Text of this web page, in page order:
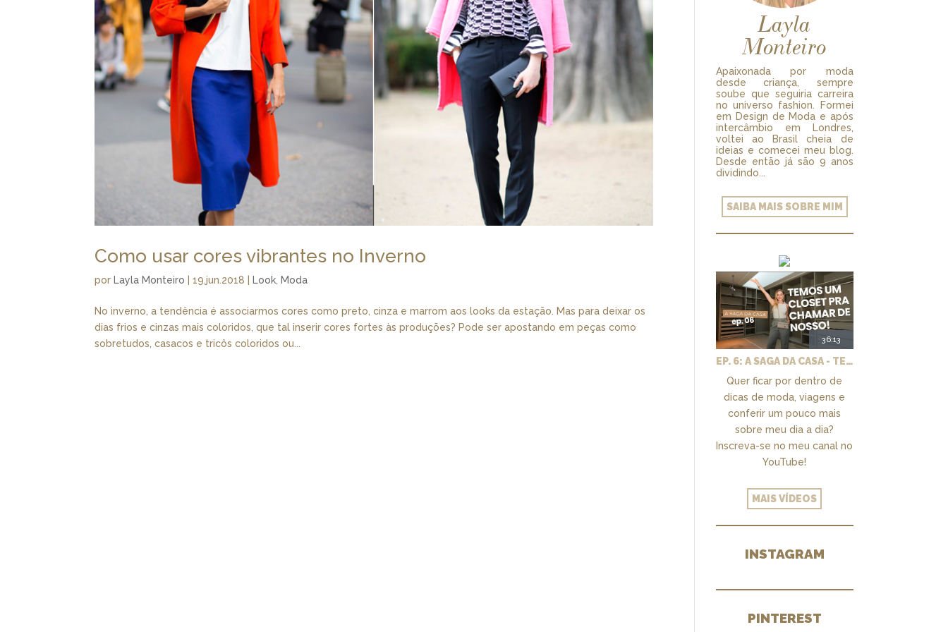
Como usar cores vibrantes no Inverno
porLayla Monteiro |19.jun.2018 |Look,Moda
No inverno, a tendência é associarmos cores como preto, cinza e marrom aos looks da estação. Mas para deixar os
dias frios e cinzas mais coloridos, que tal inserir cores fortes às produções? Pode ser apostando em peças como
sobretudos, casacos e tricôs coloridos ou...
Layla
Monteiro
Apaixonada por moda
desde criança, sempre
soube que seguiria carreira
no universo fashion. Formei
em Design de Moda e após
intercâmbio em Londres,
voltei ao Brasil cheia de
ideias e comecei meu blog.
Desde então já são 9 anos
dividindo...
SAIBA MAIS SOBRE MIM
36:13
EP. 6: A SAGA DA CASA - TEMOS UM CLOSET PRA CHAMAR DE NOSSO + MARCENARIA E PAISAGISMO
Quer ficar por dentro de
dicas de moda, viagens e
conferir um pouco mais
sobre meu dia a dia?
Inscreva-se no meu canal no
YouTube!
MAIS VÍDEOS
INSTAGRAM
PINTEREST